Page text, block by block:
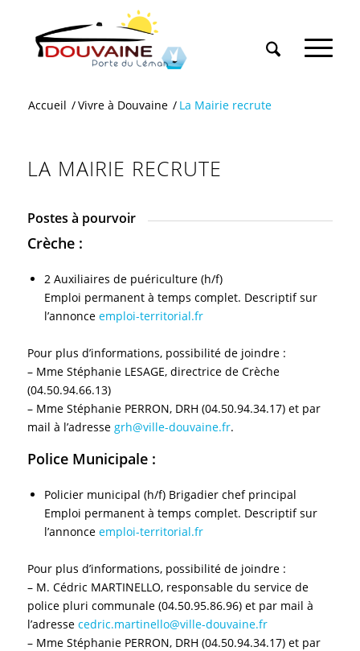
Accueil /Vivre à Douvaine / La Mairie recrute
LA MAIRIE RECRUTE
Postes à pourvoir
Crèche :
2 Auxiliaires de puériculture (h/f)
Emploi permanent à temps complet. Descriptif sur
l’annonce emploi-territorial.fr
Pour plus d’informations, possibilité de joindre :
– Mme Stéphanie LESAGE, directrice de Crèche
(04.50.94.66.13)
– Mme Stéphanie PERRON, DRH (04.50.94.34.17) et par
mail à l’adresse grh@ville-douvaine.fr.
Police Municipale :
Policier municipal (h/f) Brigadier chef principal
Emploi permanent à temps complet. Descriptif sur
l’annonce emploi-territorial.fr
Pour plus d’informations, possibilité de joindre :
– M. Cédric MARTINELLO, responsable du service de
police pluri communale (04.50.95.86.96) et par mail à
l’adresse cedric.martinello@ville-douvaine.fr
– Mme Stéphanie PERRON, DRH (04.50.94.34.17) et par